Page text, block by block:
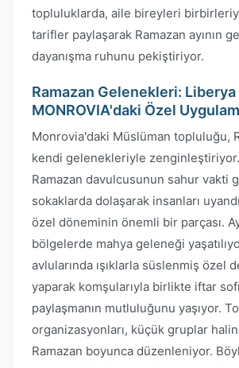
topluluklarda, aile bireyleri
tarifler paylaşarak Ramazan ayının
dayanışma ruhunu pekiştiriyor.
Ramazan Gelenekleri: Liberya
MONROVIA'daki Özel
Monrovia'daki Müslüman topluluğu,
kendi gelenekleriyle
Ramazan davulcusunun sahur vakti
sokaklarda dolaşarak insanları
özel döneminin önemli bir parçası.
bölgelerde mahya geleneği
avlularında ışıklarla süslenmiş özel
yaparak komşularıyla birlikte iftar
paylaşmanın mutluluğunu yaşıyor.
organizasyonları, küçük gruplar
Ramazan boyunca düzenleniyor.